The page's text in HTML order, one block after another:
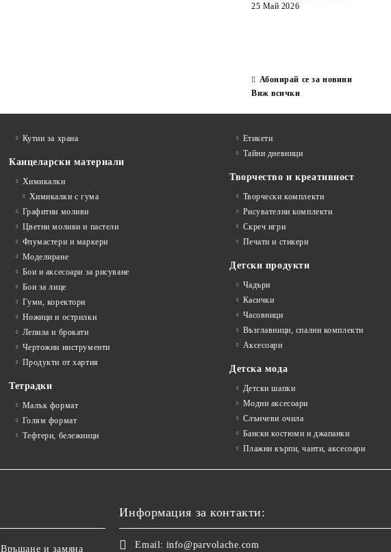
25 Май 2026
Абонирай се за новини
Виж всички
Кутии за храна
Канцеларски материали
Химикалки
Химикалки с гума
Графитни моливи
Цветни моливи и пастели
Флумастери и маркери
Моделиране
Бои и аксесоари за рисуване
Бои за лице
Гуми, коректори
Ножици и острилки
Лепила и брокати
Чертожни инструменти
Продукти от хартия
Тетрадки
Малък формат
Голям формат
Тефтери, бележници
Етикети
Тайни дневници
Творчество и креативност
Творчески комплекти
Рисувателни комплекти
Скреч игри
Печати и стикери
Детски продукти
Чадъри
Касички
Часовници
Възглавници, спални комплекти
Аксесоари
Детска мода
Детски шапки
Модни аксесоари
Слънчеви очила
Бански костюми и джапанки
Плажни кърпи, чанти, аксесоари
Връщане и замяна
Информация за контакти:
Email: info@parvolache.com